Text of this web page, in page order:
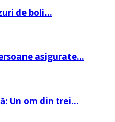
de boli…
asigurate…
Un om din trei…